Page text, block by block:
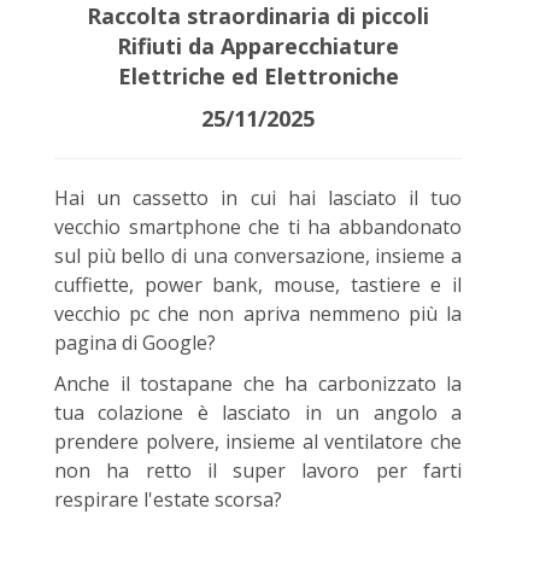
Raccolta straordinaria di piccoli
Rifiuti da Apparecchiature
Elettriche ed Elettroniche
25/11/2025
Hai un cassetto in cui hai lasciato il tuo
vecchio smartphone che ti ha abbandonato
sul più bello di una conversazione, insieme a
cuffiette, power bank, mouse, tastiere e il
vecchio pc che non apriva nemmeno più la
pagina di Google?
Anche il tostapane che ha carbonizzato la
tua colazione è lasciato in un angolo a
prendere polvere, insieme al ventilatore che
non ha retto il super lavoro per farti
respirare l'estate scorsa?